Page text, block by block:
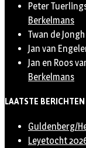
Peter
Berkelmans
Twan de Jongh
Jan van
Jan en Roos
Berkelmans
LAATSTE BERICHTEN
Guldenberg/
Leyetocht